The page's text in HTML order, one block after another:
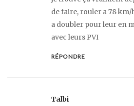
de faire, rouler a 78
a doubler pour leur en
avec leurs PVI
RÉPONDRE
Talbi